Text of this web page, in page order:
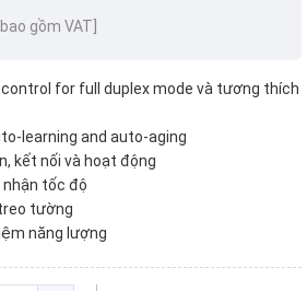
gồm VAT]
control for full duplex mode và tương thích
learning and auto-aging
kết nối và hoạt động
tốc độ
tường
năng lượng